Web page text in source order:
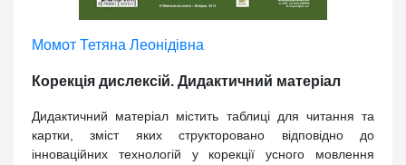
Момот Тетяна Леонідівна
Корекція дислексій. Дидактичний матеріал
Дидактичний матеріал містить таблиці для читання та
картки, зміст яких структоровано відповідно до
інноваційних технологій у корекції усного мовлення